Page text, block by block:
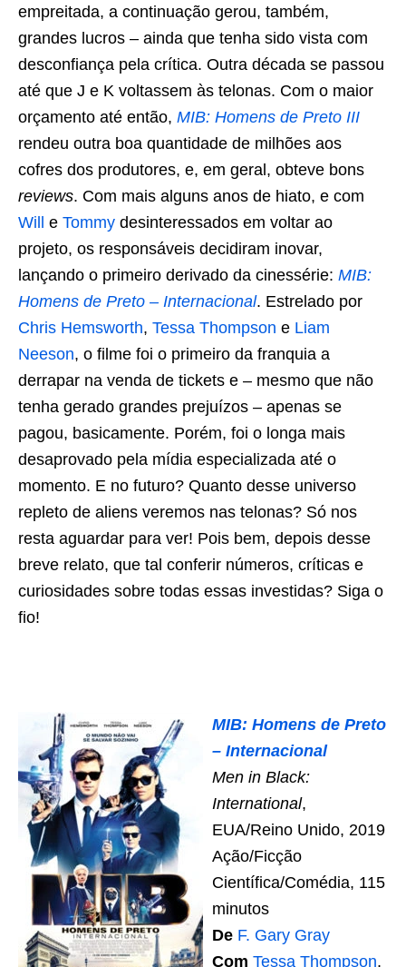
empreitada, a continuação gerou, também,
grandes lucros – ainda que tenha sido vista com
desconfiança pela crítica. Outra década se passou
até que J e K voltassem às telonas. Com o maior
orçamento até então, MIB: Homens de Preto III
rendeu outra boa quantidade de milhões aos
cofres dos produtores, e, em geral, obteve bons
reviews. Com mais alguns anos de hiato, e com
Will e Tommy desinteressados em voltar ao
projeto, os responsáveis decidiram inovar,
lançando o primeiro derivado da cinessérie: MIB:
Homens de Preto – Internacional. Estrelado por
Chris Hemsworth, Tessa Thompson e Liam
Neeson, o filme foi o primeiro da franquia a
derrapar na venda de tickets e – mesmo que não
tenha gerado grandes prejuízos – apenas se
pagou, basicamente. Porém, foi o longa mais
desaprovado pela mídia especializada até o
momento. E no futuro? Quanto desse universo
repleto de aliens veremos nas telonas? Só nos
resta aguardar para ver! Pois bem, depois desse
breve relato, que tal conferir números, críticas e
curiosidades sobre todas essas investidas? Siga o
fio!
MIB: Homens de Preto
– Internacional
Men in Black:
International,
EUA/Reino Unido, 2019
Ação/Ficção
Científica/Comédia, 115
minutos
De F. Gary Gray
Com Tessa Thompson,